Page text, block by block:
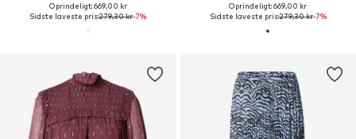
Oprindeligt: 669,00 kr
Sidste laveste pris:279,30 kr-7%
Oprindeligt: 669,00 kr
Sidste laveste pris:279,30 kr-7%